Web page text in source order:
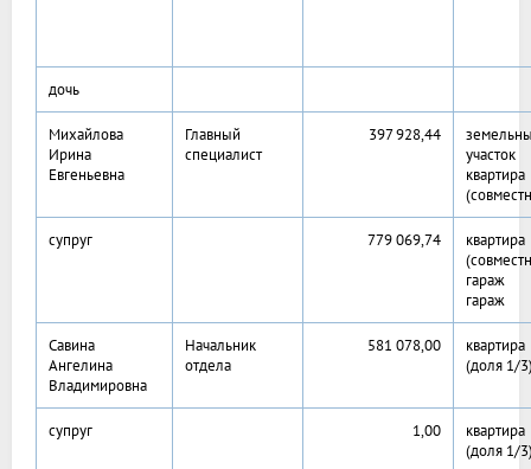
дочь
Михайлова
Ирина
Евгеньевна
Главный
специалист
397 928,44
участок
квартира
супруг 779 069,74
квартира
гараж
гараж
Савина
Ангелина
Владимировна
Начальник
отдела
581 078,00
квартира
(доля 1/
супруг 1,00
квартира
(доля 1/